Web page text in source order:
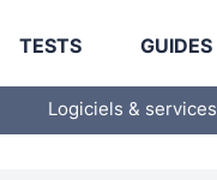
TESTS GUIDES
Logiciels & services